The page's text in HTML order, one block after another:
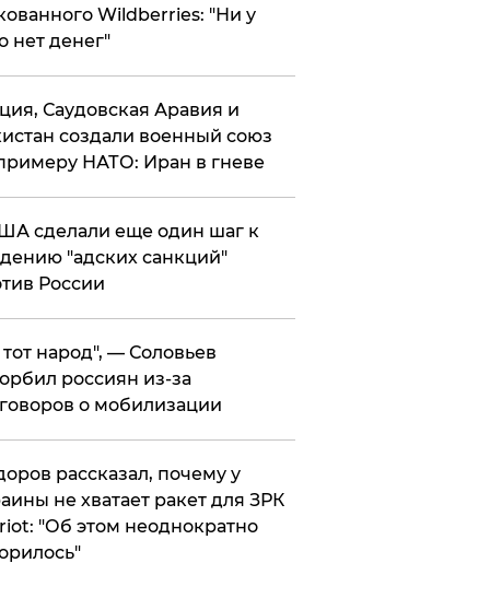
Wildberries: "Ни у
нет денег"
Саудовская Аравия и
создали военный союз
НАТО: Иран в гневе
сделали еще один шаг к
"адских санкций"
России
народ", — Соловьев
россиян из-за
о мобилизации
рассказал, почему у
не хватает ракет для ЗРК
"Об этом неоднократно